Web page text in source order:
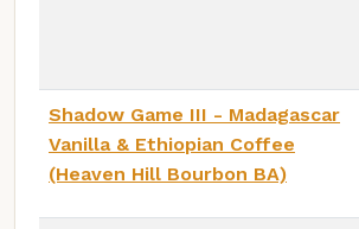
Shadow Game III - Madagascar
Vanilla & Ethiopian Coffee
(Heaven Hill Bourbon BA)